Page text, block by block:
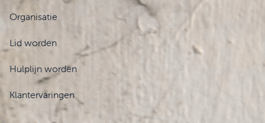
Organisatie
Lid worden
Hulplijn worden
Klantervaringen